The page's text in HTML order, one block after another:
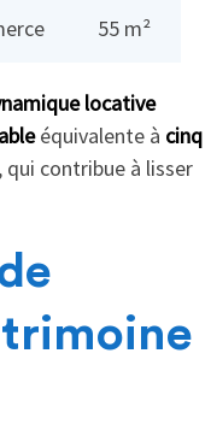
55 m²
locative
équivalente à cinq
contribue à lisser